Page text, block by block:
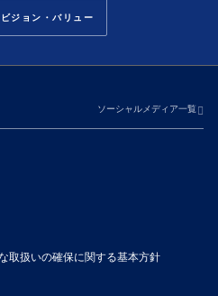
ジョン・バリュー
ソーシャルメディア一覧
取扱いの確保に関する基本方針